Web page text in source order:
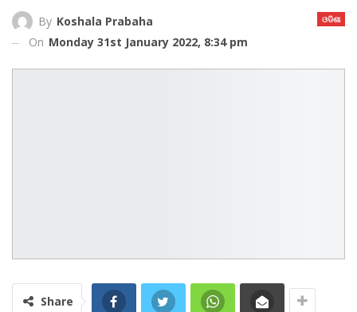
ଓଡିଶା
By Koshala Prabaha
On Monday 31st January 2022, 8:34 pm
Share